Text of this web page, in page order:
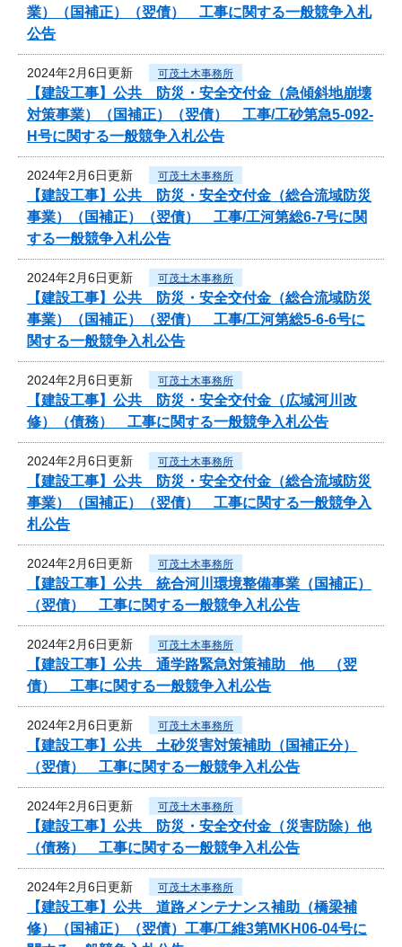
業）（国補正）（翌債） 工事に関する一般競争入札
公告
2024年2月6日更新 可茂土木事務所
【建設工事】公共 防災・安全交付金（急傾斜地崩壊
対策事業）（国補正）（翌債） 工事/工砂第急5-092-
H号に関する一般競争入札公告
2024年2月6日更新 可茂土木事務所
【建設工事】公共 防災・安全交付金（総合流域防災
事業）（国補正）（翌債） 工事/工河第総6-7号に関
する一般競争入札公告
2024年2月6日更新 可茂土木事務所
【建設工事】公共 防災・安全交付金（総合流域防災
事業）（国補正）（翌債） 工事/工河第総5-6-6号に
関する一般競争入札公告
2024年2月6日更新 可茂土木事務所
【建設工事】公共 防災・安全交付金（広域河川改
修）（債務） 工事に関する一般競争入札公告
2024年2月6日更新 可茂土木事務所
【建設工事】公共 防災・安全交付金（総合流域防災
事業）（国補正）（翌債） 工事に関する一般競争入
札公告
2024年2月6日更新 可茂土木事務所
【建設工事】公共 統合河川環境整備事業（国補正）
（翌債） 工事に関する一般競争入札公告
2024年2月6日更新 可茂土木事務所
【建設工事】公共 通学路緊急対策補助 他 （翌
債） 工事に関する一般競争入札公告
2024年2月6日更新 可茂土木事務所
【建設工事】公共 土砂災害対策補助（国補正分）
（翌債） 工事に関する一般競争入札公告
2024年2月6日更新 可茂土木事務所
【建設工事】公共 防災・安全交付金（災害防除）他
（債務） 工事に関する一般競争入札公告
2024年2月6日更新 可茂土木事務所
【建設工事】公共 道路メンテナンス補助（橋梁補
修）（国補正）（翌債）工事/工維3第MKH06-04号に